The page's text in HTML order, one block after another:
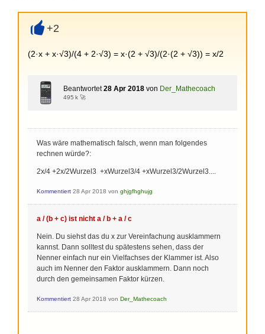
+2
(2·x + x·√3)/(4 + 2·√3) = x·(2 + √3)/(2·(2 + √3)) = x/2
Beantwortet 28 Apr 2018 von Der_Mathecoach
495 k 🚀
Was wäre mathematisch falsch, wenn man folgendes
rechnen würde?:
2x/4 +2x/2Wurzel3 +xWurzel3/4 +xWurzel3/2Wurzel3....
Kommentiert 28 Apr 2018 von ghjgfhghujg
a / (b + c) ist nicht a / b + a / c
Nein. Du siehst das du x zur Vereinfachung ausklammern
kannst. Dann solltest du spätestens sehen, dass der
Nenner einfach nur ein Vielfachses der Klammer ist. Also
auch im Nenner den Faktor ausklammern. Dann noch
durch den gemeinsamen Faktor kürzen.
Kommentiert 28 Apr 2018 von Der_Mathecoach